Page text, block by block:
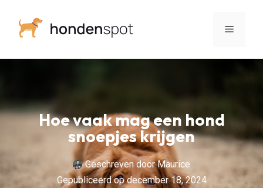
Hoe vaak mag een hond
snoepjes krijgen
Geschreven doorMaurice
Gepubliceerd opdecember 18, 2024